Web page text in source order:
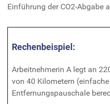
Einführung der CO2-Abgabe
Rechenbeispiel:
Arbeitnehmerin A legt an
von 40 Kilometern
Entfernungspauschale